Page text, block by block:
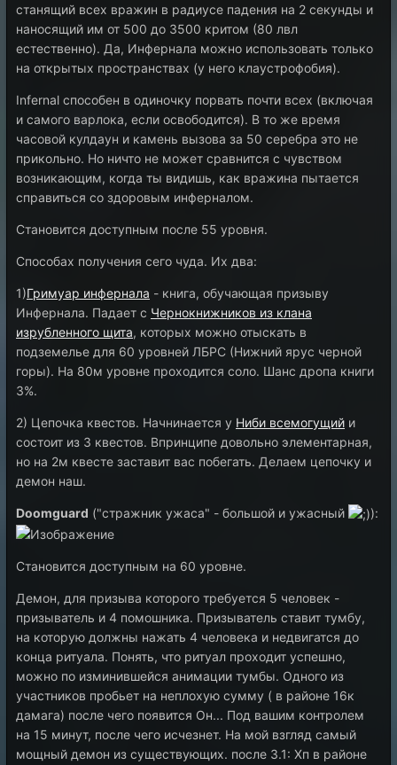
станящий всех вражин в радиусе падения на 2 секунды и
наносящий им от 500 до 3500 критом (80 лвл
естественно). Да, Инфернала можно использовать только
на открытых пространствах (у него клаустрофобия).
Infernal способен в одиночку порвать почти всех (включая
и самого варлока, если освободится). В то же время
часовой кулдаун и камень вызова за 50 серебра это не
прикольно. Но ничто не может сравнится с чувством
возникающим, когда ты видишь, как вражина пытается
справиться со здоровым инферналом.
Становится доступным после 55 уровня.
Способах получения сего чуда. Их два:
1)Гримуар инфернала - книга, обучающая призыву
Инфернала. Падает с Чернокнижников из клана
изрубленного щита, которых можно отыскать в
подземелье для 60 уровней ЛБРС (Нижний ярус черной
горы). На 80м уровне проходится соло. Шанс дропа книги
3%.
2) Цепочка квестов. Начнинается у Ниби всемогущий и
состоит из 3 квестов. Впринципе довольно элементарная,
но на 2м квесте заставит вас побегать. Делаем цепочку и
демон наш.
Doomguard ("стражник ужаса" - большой и ужасный ):
Становится доступным на 60 уровне.
Демон, для призыва которого требуется 5 человек -
призыватель и 4 помошника. Призыватель ставит тумбу,
на которую должны нажать 4 человека и недвигатся до
конца ритуала. Понять, что ритуал проходит успешно,
можно по изминившейся анимации тумбы. Одного из
участников пробьет на неплохую сумму ( в районе 16к
дамага) после чего появится Он... Под вашим контролем
на 15 минут, после чего исчезнет. На мой взгляд самый
мощный демон из существующих. после 3.1: Хп в районе